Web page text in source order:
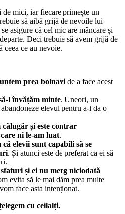
mici, iar fiecare primește un
să aibă grijă de nevoile lui
asigure că cel mic are mâncare și
Deci trebuie să avem grijă de
ceea ce au nevoie.
prea bolnavi de a face acest
l învățăm minte. Uneori, un
elevul pentru a-i da o
călugăr și este contrar
ni le-am luat.
că elevii sunt capabili să se
. Și atunci este de preferat ca ei să
și ei nu merg niciodată
evita să le mai dăm prea multe
face asta intenționat.
cu ceilalți.